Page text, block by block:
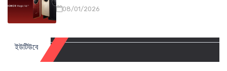
08/01/2026
ইউটিউবে